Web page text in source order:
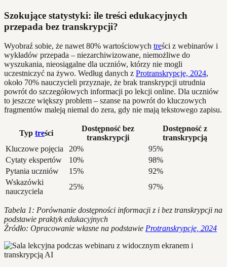
Szokujące statystyki: ile treści edukacyjnych
przepada bez transkrypcji?
Wyobraź sobie, że nawet 80% wartościowych treści z webinarów i
wykładów przepada – niezarchiwizowane, niemożliwe do
wyszukania, nieosiągalne dla uczniów, którzy nie mogli
uczestniczyć na żywo. Według danych z Protranskrypcje, 2024,
około 70% nauczycieli przyznaje, że brak transkrypcji utrudnia
powrót do szczegółowych informacji po lekcji online. Dla uczniów
to jeszcze większy problem – szanse na powrót do kluczowych
fragmentów maleją niemal do zera, gdy nie mają tekstowego zapisu.
Typ treści
Dostępność bez
transkrypcji
Dostępność z
transkrypcją
Kluczowe pojęcia
20%
95%
Cytaty ekspertów
10%
98%
Pytania uczniów
15%
92%
Wskazówki
nauczyciela
25% 97%
Tabela 1: Porównanie dostępności informacji z i bez transkrypcji na
podstawie praktyk edukacyjnych
Źródło: Opracowanie własne na podstawie Protranskrypcje, 2024